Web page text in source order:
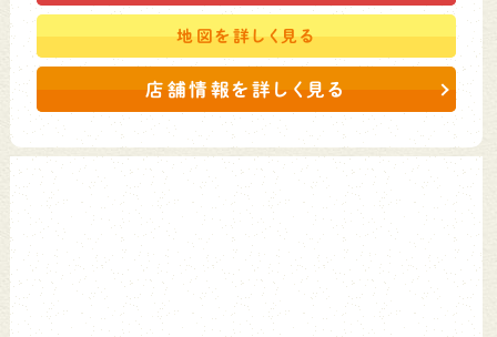
地図を詳しく見る
店舗情報を詳しく見る